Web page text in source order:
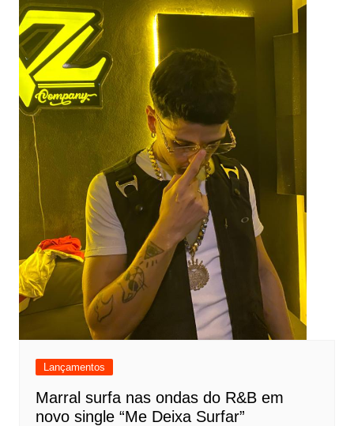
Lançamentos
Marral surfa nas ondas do R&B em
novo single “Me Deixa Surfar”